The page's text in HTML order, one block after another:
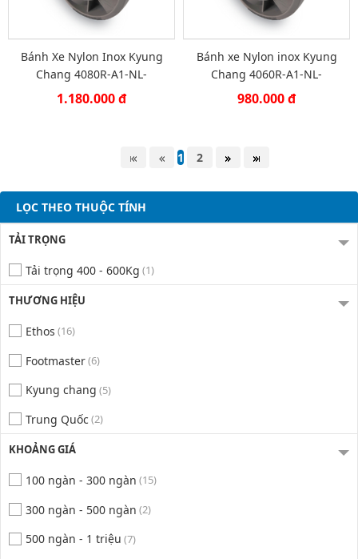
Bánh Xe Nylon Inox Kyung
Chang 4080R-A1-NL-
SUSGRY
1.180.000 đ
Bánh xe Nylon inox Kyung
Chang 4060R-A1-NL-
SUSGRY
980.000 đ
1 2
LỌC THEO THUỘC TÍNH
TẢI TRỌNG
Tải trọng 400 - 600Kg (1)
THƯƠNG HIỆU
Ethos (16)
Footmaster(6)
Kyung chang (5)
Trung Quốc (2)
KHOẢNG GIÁ
100 ngàn - 300 ngàn (15)
300 ngàn - 500 ngàn (2)
500 ngàn - 1 triệu (7)